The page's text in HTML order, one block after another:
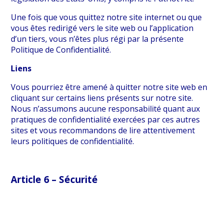
Une fois que vous quittez notre site internet ou que
vous êtes redirigé vers le site web ou l’application
d’un tiers, vous n’êtes plus régi par la présente
Politique de Confidentialité.
Liens
Vous pourriez être amené à quitter notre site web en
cliquant sur certains liens présents sur notre site.
Nous n’assumons aucune responsabilité quant aux
pratiques de confidentialité exercées par ces autres
sites et vous recommandons de lire attentivement
leurs politiques de confidentialité.
Article 6 – Sécurité